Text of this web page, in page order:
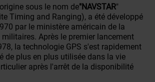
sous le nom de"NAVSTAR"
Timing and Ranging), a été développé
par le ministère américain de la
Après le premier lancement
la technologie GPS s'est rapidement
de plus en plus utilisée dans la vie
après l'arrêt de la disponibilité